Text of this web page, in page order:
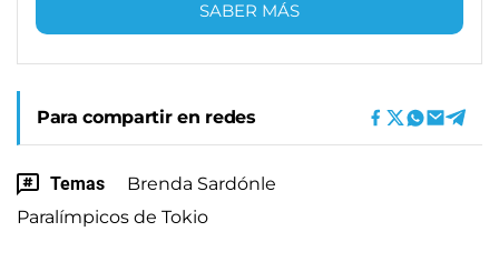
SABER MÁS
Para compartir en redes
Temas
Brenda Sardónle
Paralímpicos de Tokio